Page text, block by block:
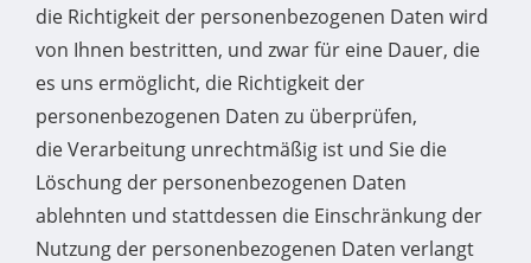
die Richtigkeit der personenbezogenen Daten wird
von Ihnen bestritten, und zwar für eine Dauer, die
es uns ermöglicht, die Richtigkeit der
personenbezogenen Daten zu überprüfen,
die Verarbeitung unrechtmäßig ist und Sie die
Löschung der personenbezogenen Daten
ablehnten und stattdessen die Einschränkung der
Nutzung der personenbezogenen Daten verlangt